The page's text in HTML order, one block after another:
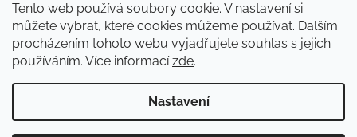
Tento web používá soubory cookie. V nastavení si
můžete vybrat, které cookies můžeme používat. Dalším
procházením tohoto webu vyjadřujete souhlas s jejich
používáním. Více informacízde.
Nastavení
Doprava